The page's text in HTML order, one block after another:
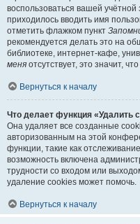
воспользоваться вашей
приходилось вводить имя
отметить флажком пункт
рекомендуется делать это на
библиотеке, интернет-кафе,
меня отсутствует, это значит,
Вернуться к началу
Что делает функция «Удалить
Она удаляет все созданные
авторизованным на этой
функции, такие как
возможность включена
трудности со входом или
удаление cookies может помочь.
Вернуться к началу